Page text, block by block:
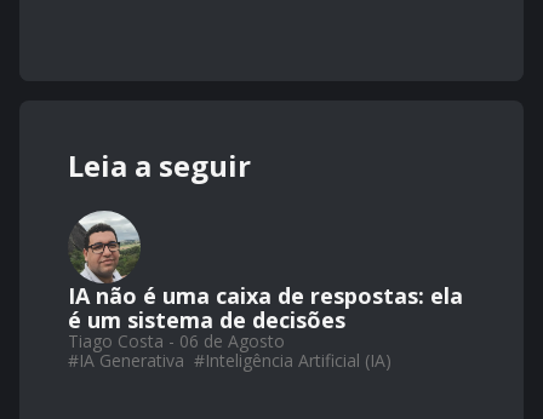
Leia a seguir
IA não é uma caixa de respostas: ela
é um sistema de decisões
Tiago Costa - 06 de Agosto
#IA Generativa #Inteligência Artificial (IA)